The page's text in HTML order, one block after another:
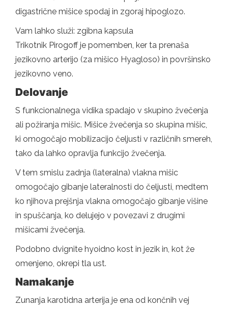
digastrične mišice spodaj in zgoraj hipoglozo.
Vam lahko služi: zgibna kapsula
Trikotnik Pirogoff je pomemben, ker ta prenaša
jezikovno arterijo (za mišico Hyagloso) in površinsko
jezikovno veno.
Delovanje
S funkcionalnega vidika spadajo v skupino žvečenja
ali požiranja mišic. Mišice žvečenja so skupina mišic,
ki omogočajo mobilizacijo čeljusti v različnih smereh,
tako da lahko opravlja funkcijo žvečenja.
V tem smislu zadnja (lateralna) vlakna mišic
omogočajo gibanje lateralnosti do čeljusti, medtem
ko njihova prejšnja vlakna omogočajo gibanje višine
in spuščanja, ko delujejo v povezavi z drugimi
mišicami žvečenja.
Podobno dvignite hyoidno kost in jezik in, kot že
omenjeno, okrepi tla ust.
Namakanje
Zunanja karotidna arterija je ena od končnih vej